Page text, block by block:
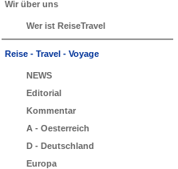
Wir über uns
Wer ist ReiseTravel
Reise - Travel - Voyage
NEWS
Editorial
Kommentar
A - Oesterreich
D - Deutschland
Europa